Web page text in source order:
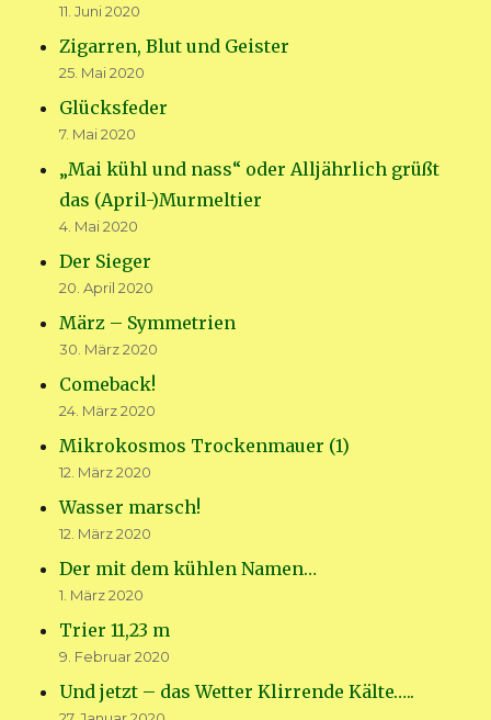
11. Juni 2020
Zigarren, Blut und Geister
25. Mai 2020
Glücksfeder
7. Mai 2020
„Mai kühl und nass“ oder Alljährlich grüßt
das (April-)Murmeltier
4. Mai 2020
Der Sieger
20. April 2020
März – Symmetrien
30. März 2020
Comeback!
24. März 2020
Mikrokosmos Trockenmauer (1)
12. März 2020
Wasser marsch!
12. März 2020
Der mit dem kühlen Namen…
1. März 2020
Trier 11,23 m
9. Februar 2020
Und jetzt – das Wetter Klirrende Kälte…..